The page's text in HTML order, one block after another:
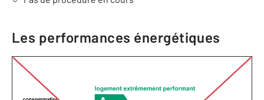
Les performances énergétiques